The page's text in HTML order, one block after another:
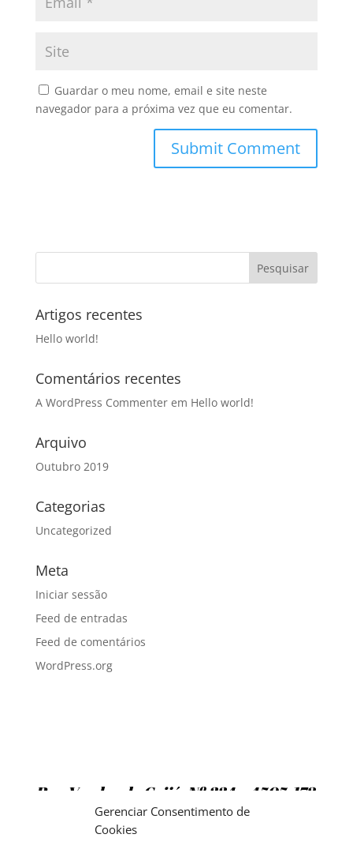
Gerenciar Consentimento de
Cookies
Guardar o meu nome, email e site neste
navegador para a próxima vez que eu comentar.
Artigos recentes
Hello world!
Comentários recentes
A WordPress Commenterem Hello world!
Arquivo
Outubro 2019
Categorias
Uncategorized
Meta
Iniciar sessão
Feed de entradas
Feed de comentários
WordPress.org
Rua Vendas de Grijó, Nº 334 – 4505-172
Argoncilhe